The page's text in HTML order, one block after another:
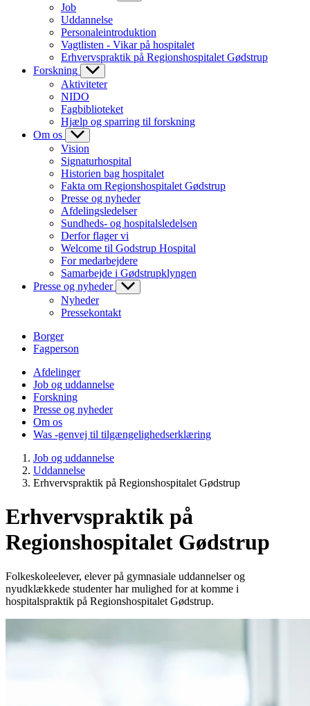
Job
Uddannelse
Personaleintroduktion
Vagtlisten - Vikar på hospitalet
Erhvervspraktik på Regionshospitalet Gødstrup
Forskning
Aktiviteter
NIDO
Fagbiblioteket
Hjælp og sparring til forskning
Om os
Vision
Signaturhospital
Historien bag hospitalet
Fakta om Regionshospitalet Gødstrup
Presse og nyheder
Afdelingsledelser
Sundheds- og hospitalsledelsen
Derfor flager vi
Welcome til Godstrup Hospital
For medarbejdere
Samarbejde i Gødstrupklyngen
Presse og nyheder
Nyheder
Pressekontakt
Borger
Fagperson
Afdelinger
Job og uddannelse
Forskning
Presse og nyheder
Om os
Was -genvej til tilgængelighedserklæring
Job og uddannelse
Uddannelse
Erhvervspraktik på Regionshospitalet Gødstrup
Erhvervspraktik på
Regionshospitalet Gødstrup
Folkeskoleelever, elever på gymnasiale uddannelser og
nyudklækkede studenter har mulighed for at komme i
hospitalspraktik på Regionshospitalet Gødstrup.